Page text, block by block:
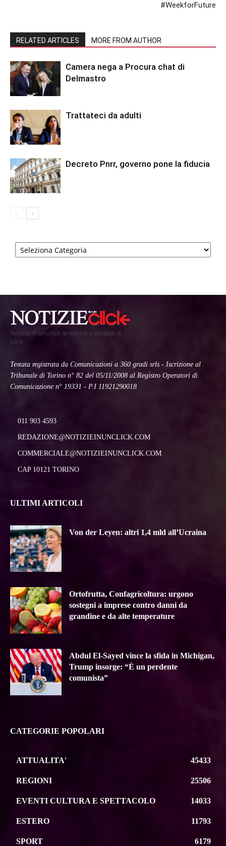
#WeekforFuture
RELATED ARTICLES MORE FROM AUTHOR
Camera nega a Procura chat di
Delmastro
Trattateci da adulti
Decreto Pnrr, governo pone la fiducia
Categorie
Notizie in un click le notizie a portata di
click
Testata registrata da Comunicazioni a 360 gradi srls - Iscrizione al
Tribunale di Torino n° 82 del 05/11/2008 al Registro Operatori di
Comunicazione n° 19331 - P.I 11921290018
011 903 4593
REDAZIONE@NOTIZIEINUNCLICK.COM
COMMERCIALE@NOTIZIEINUNCLICK.COM
CAP 10121 TORINO
ULTIMI ARTICOLI
Von der Leyen: altri 1,4 mld all’Ucraina
Ortofrutta, Confagricoltura: urgono
sostegni a imprese contro danni da
grandine e da alte temperature
Abdul El-Sayed vince la sfida in Michigan,
Trump insorge: “È un perdente
comunista”
CATEGORIE POPOLARI
ATTUALITA' 45433
REGIONI 25506
EVENTI CULTURA E SPETTACOLO 14033
ESTERO 11793
SPORT 6179